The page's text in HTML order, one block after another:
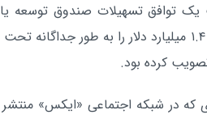
صندوق بین‌المللی پول همچنین ۱.۴ میلیارد دلار را به
کرده بود.
که در شبکه اجتماعی «ایکس»